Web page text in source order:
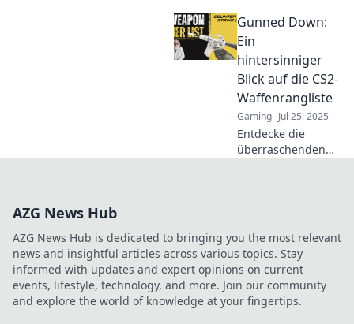
Liste zeigt, welche
Knarren du
unbedingt im Spiel
haben musst.
Verpass nicht die
Geheimtipps!
Gunned Down:
Ein
hintersinniger
Blick auf die CS2-
Waffenrangliste
Gaming Jul 25, 2025
Entdecke die
überraschenden
tiefgehenden Blick
fesseln und
erfahre mehr.
AZG News Hub
AZG News Hub is dedicated to bringing you the most relevant
news and insightful articles across various topics. Stay
informed with updates and expert opinions on current
events, lifestyle, technology, and more. Join our community
and explore the world of knowledge at your fingertips.